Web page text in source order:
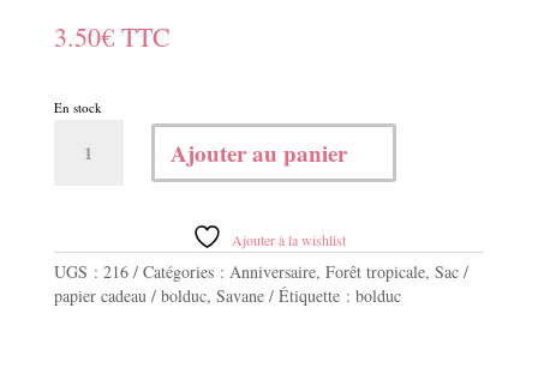
3.50€ TTC
En stock
500m
Ajouter au panier
Ajouter à la wishlist
UGS : 216 Catégories : Anniversaire, Forêt tropicale, Sac /
papier cadeau / bolduc, Savane Étiquette : bolduc